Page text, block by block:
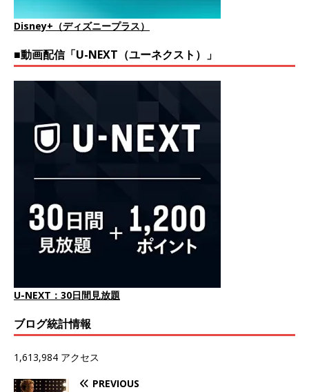
Disney+（ディズニープラス）
■動画配信「U-NEXT（ユーネクスト）」
U-NEXT：30日間見放題
ブログ統計情報
1,613,984 アクセス
PREVIOUS